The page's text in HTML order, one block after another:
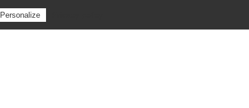
Personalize